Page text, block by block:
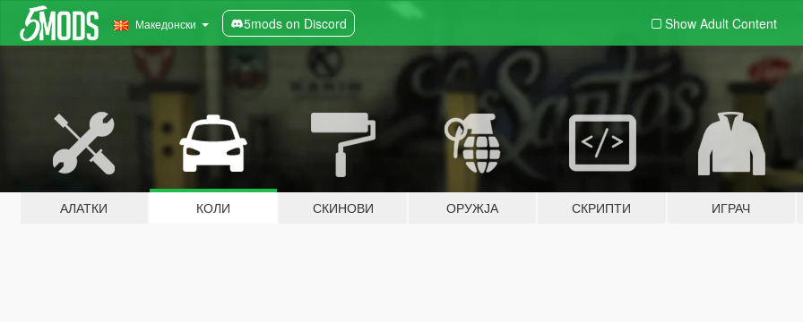
Македонски 5mods on Discord Show Adult Content
АЛАТКИ КОЛИ СКИНОВИ ОРУЖЈА СКРИПТИ ИГРАЧ